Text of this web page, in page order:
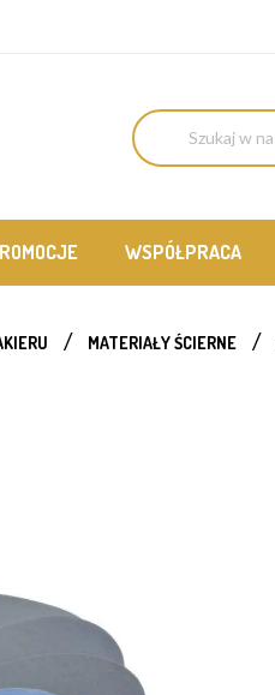
WSPÓŁPRACA
MATERIAŁY ŚCIERNE